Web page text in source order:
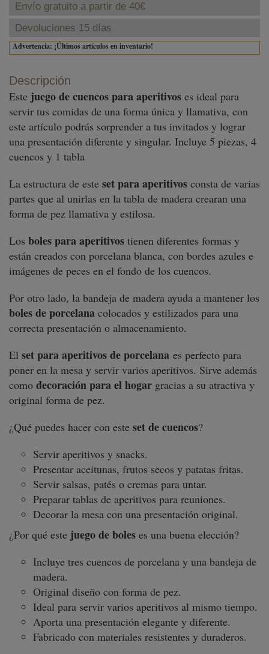
Envío gratuito a partir de 40€
Devoluciones 15 días
Advertencia: ¡Últimos artículos en inventario!
Descripción
Este juego de cuencos para aperitivos es ideal para
servir tus comidas de una forma única y llamativa, con
este artículo podrás sorprender a tus invitados y lograr
una presentación diferente y singular. Incluye 5 piezas, 4
cuencos y 1 tabla
La estructura de este set para aperitivos consta de varias
partes que al unirlas en la tabla de madera crearan una
forma de pez llamativa y estilosa.
Los boles para aperitivos tienen diferentes formas y
están creados con porcelana blanca, con bordes azules e
imágenes de peces en el fondo de los cuencos.
Por otro lado, la bandeja de madera ayuda a mantener los
boles de porcelana colocados y estilizados para una
correcta presentación o almacenamiento.
El set para aperitivos de porcelana es perfecto para
poner en la mesa y servir varios aperitivos. Sirve además
como decoración para el hogar gracias a su atractiva y
original forma de pez.
¿Qué puedes hacer con este set de cuencos?
Servir aperitivos y snacks.
Presentar aceitunas, frutos secos y patatas fritas.
Servir salsas, patés o cremas para untar.
Preparar tablas de aperitivos para reuniones.
Decorar la mesa con una presentación original.
¿Por qué este juego de boles es una buena elección?
Incluye tres cuencos de porcelana y una bandeja de
madera.
Original diseño con forma de pez.
Ideal para servir varios aperitivos al mismo tiempo.
Aporta una presentación elegante y diferente.
Fabricado con materiales resistentes y duraderos.